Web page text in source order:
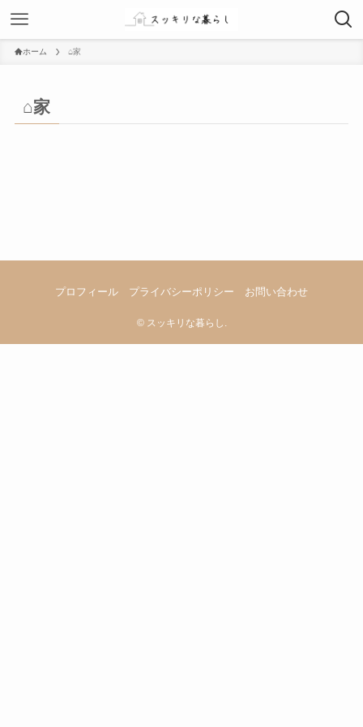
ホーム ⌂家
⌂家
プロフィール プライバシーポリシー お問い合わせ
©スッキリな暮らし.